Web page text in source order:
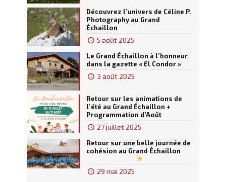
Découvrez l’univers de Céline P.
Photography au Grand
Échaillon
5 août 2025
Le Grand Échaillon à l’honneur
dans la gazette « El Condor »
3 août 2025
Retour sur les animations de
l’été au Grand Échaillon +
Programmation d’Août
27 juillet 2025
Retour sur une belle journée de
cohésion au Grand Échaillon
29 mai 2025